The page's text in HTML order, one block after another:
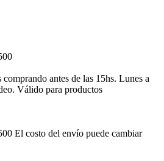
antes de las 15hs. Lunes a
Válido para productos
El costo del envío puede cambiar